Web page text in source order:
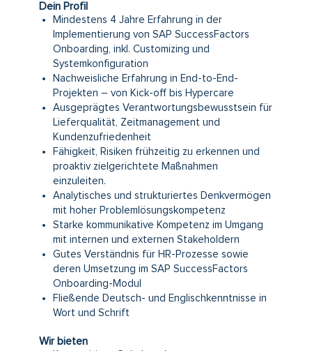
Dein Profil
Mindestens 4 Jahre Erfahrung in der
Implementierung von SAP SuccessFactors
Onboarding, inkl. Customizing und
Systemkonfiguration
Nachweisliche Erfahrung in End-to-End-
Projekten – von Kick-off bis Hypercare
Ausgeprägtes Verantwortungsbewusstsein für
Lieferqualität, Zeitmanagement und
Kundenzufriedenheit
Fähigkeit, Risiken frühzeitig zu erkennen und
proaktiv zielgerichtete Maßnahmen
einzuleiten.
Analytisches und strukturiertes Denkvermögen
mit hoher Problemlösungskompetenz
Starke kommunikative Kompetenz im Umgang
mit internen und externen Stakeholdern
Gutes Verständnis für HR-Prozesse sowie
deren Umsetzung im SAP SuccessFactors
Onboarding-Modul
Fließende Deutsch- und Englischkenntnisse in
Wort und Schrift
Wir bieten